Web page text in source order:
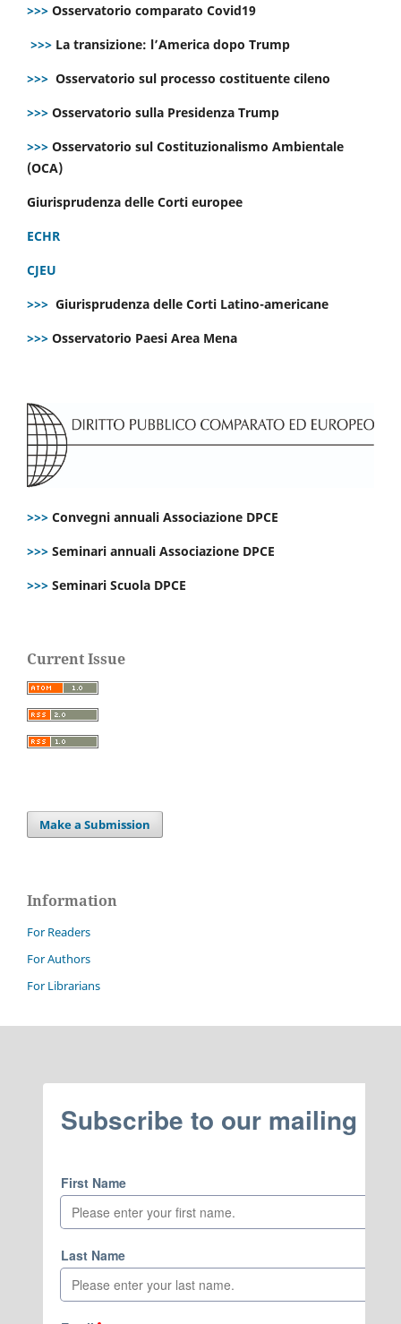
>>> Osservatorio comparato Covid19
>>> La transizione: l’America dopo Trump
>>> Osservatorio sul processo costituente cileno
>>> Osservatorio sulla Presidenza Trump
>>> Osservatorio sul Costituzionalismo Ambientale
(OCA)
Giurisprudenza delle Corti europee
ECHR
CJEU
>>> Giurisprudenza delle Corti Latino-americane
>>> Osservatorio Paesi Area Mena
>>> Convegni annuali Associazione DPCE
>>> Seminari annuali Associazione DPCE
>>> Seminari Scuola DPCE
Current Issue
Make a Submission
Information
For Readers
For Authors
For Librarians